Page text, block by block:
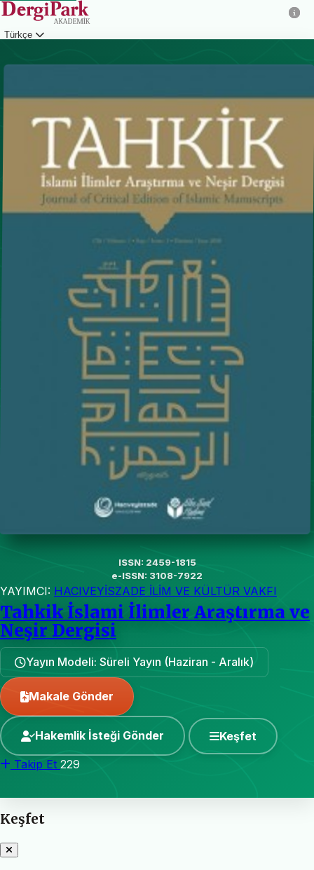
Türkçe
ISSN: 2459-1815
e-ISSN: 3108-7922
YAYIMCI: HACIVEYİSZADE İLİM VE KÜLTÜR VAKFI
Tahkik İslami İlimler Araştırma ve
Neşir Dergisi
Yayın Modeli: Süreli Yayın (Haziran - Aralık)
Makale Gönder
Hakemlik İsteği Gönder Keşfet
Takip Et 229
Keşfet